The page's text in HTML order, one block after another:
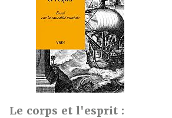
Le corps et l'esprit :